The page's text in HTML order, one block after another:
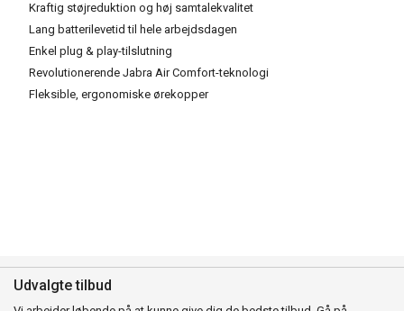
Kraftig støjreduktion og høj samtalekvalitet
Lang batterilevetid til hele arbejdsdagen
Enkel plug & play-tilslutning
Revolutionerende Jabra Air Comfort-teknologi
Fleksible, ergonomiske ørekopper
Udvalgte tilbud